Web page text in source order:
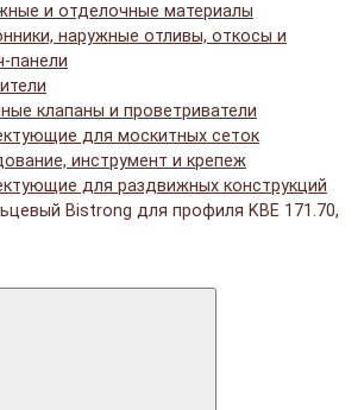
и отделочные материалы
наружные отливы, откосы и
панели
клапаны и проветриватели
для москитных сеток
инструмент и крепеж
для раздвижных конструкций
Bistrong для профиля KBE 171.70,